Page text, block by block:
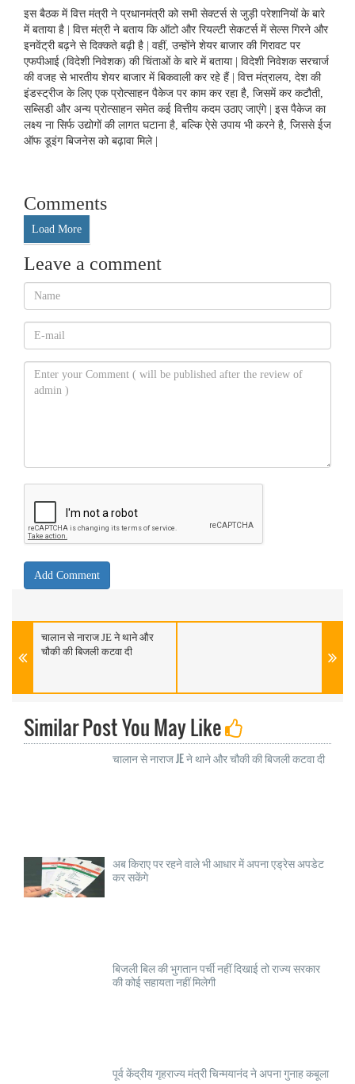
इस बैठक में वित्त मंत्री ने प्रधानमंत्री को सभी सेक्टर्स से जुड़ी परेशानियों के बारे
में बताया है | वित्त मंत्री ने बताय कि ऑटो और रियल्टी सेकटर्स में सेल्स गिरने और
इनवेंट्री बढ़ने से दिक्कते बढ़ी है | वहीं, उन्होंने शेयर बाजार की गिरावट पर
एफपीआई (विदेशी निवेशक) की चिंताओं के बारे में बताया | विदेशी निवेशक सरचार्ज
की वजह से भारतीय शेयर बाजार में बिकवाली कर रहे हैं | वित्त मंत्रालय, देश की
इंडस्ट्रीज के लिए एक प्रोत्साहन पैकेज पर काम कर रहा है, जिसमें कर कटौती,
सब्सिडी और अन्य प्रोत्साहन समेत कई वित्तीय कदम उठाए जाएंगे | इस पैकेज का
लक्ष्य ना सिर्फ उद्योगों की लागत घटाना है, बल्कि ऐसे उपाय भी करने है, जिससे ईज
ऑफ डूइंग बिजनेस को बढ़ावा मिले |
Comments
Load More
Leave a comment
चालान से नाराज JE ने थाने और
चौकी की बिजली कटवा दी
Similar Post You May Like
चालान से नाराज JE ने थाने और चौकी की बिजली कटवा दी
अब किराए पर रहने वाले भी आधार में अपना एड्रेस अपडेट
कर सकेंगे
बिजली बिल की भुगतान पर्ची नहीं दिखाई तो राज्य सरकार
की कोई सहायता नहीं मिलेगी
पूर्व केंद्रीय गृहराज्य मंत्री चिन्मयानंद ने अपना गुनाह कबूला